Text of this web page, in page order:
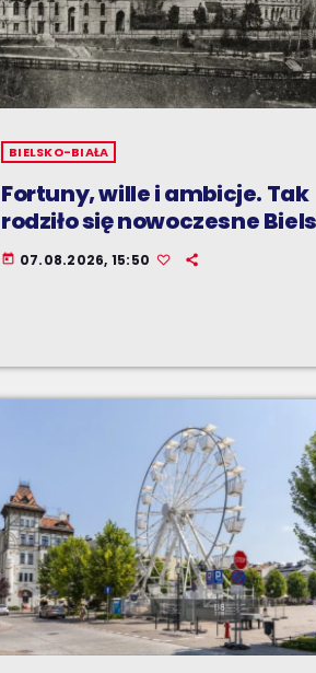
BIELSKO-BIAŁA
Fortuny, wille i ambicje. Tak
rodziło się nowoczesne
today 07.08.2026, 15:50